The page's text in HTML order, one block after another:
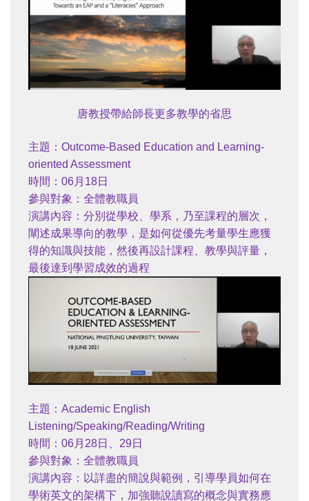
唐教授帶給師長更多教學的省思
主題：Outcome-Based Education and Learning-
oriented Assessment
時間：06月18日
參與對象：全體教職員
演講內容：分別從學校、學系，乃至課程的層次，
闡述成果導向的教學，是如何從優先考量學生應獲
得的知識與技能，然後再設計課程、教學與評量，
最後達到學習成效的過程
主題：Academic English
Listening/Speaking/Reading/Writing
時間：06月28日、29日
參與對象：全體教職員
演講內容：以詳盡的簡說與範例，引導學員如何在
學術英文的架構下，加強聽說讀寫的概念與實務應